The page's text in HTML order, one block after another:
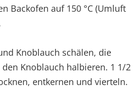
Backofen auf 150 °C (Umluft
Knoblauch schälen, die
Knoblauch halbieren. 1 1/2
entkernen und vierteln.